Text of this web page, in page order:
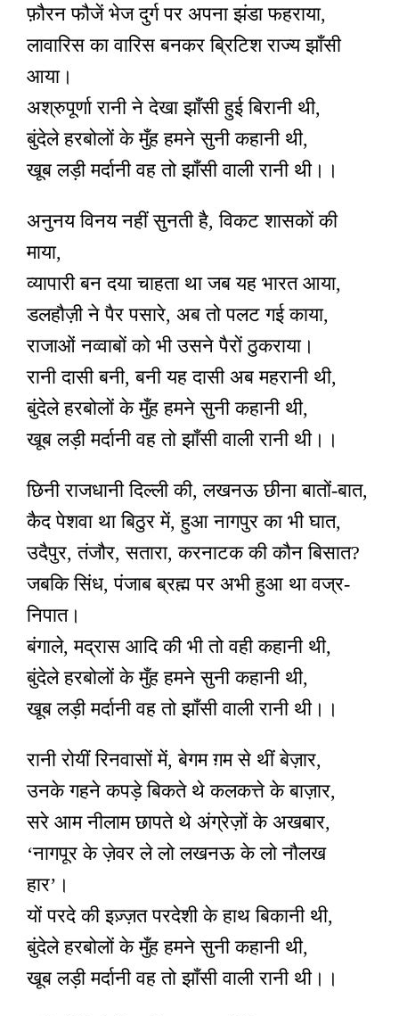
फ़ौरन फौजें भेज दुर्ग पर अपना झंडा फहराया,
लावारिस का वारिस बनकर ब्रिटिश राज्य झाँसी
आया।
अश्रुपूर्णा रानी ने देखा झाँसी हुई बिरानी थी,
बुंदेले हरबोलों के मुँह हमने सुनी कहानी थी,
खूब लड़ी मर्दानी वह तो झाँसी वाली रानी थी।।
अनुनय विनय नहीं सुनती है, विकट शासकों की
माया,
व्यापारी बन दया चाहता था जब यह भारत आया,
डलहौज़ी ने पैर पसारे, अब तो पलट गई काया,
राजाओं नव्वाबों को भी उसने पैरों ठुकराया।
रानी दासी बनी, बनी यह दासी अब महरानी थी,
बुंदेले हरबोलों के मुँह हमने सुनी कहानी थी,
खूब लड़ी मर्दानी वह तो झाँसी वाली रानी थी।।
छिनी राजधानी दिल्ली की, लखनऊ छीना बातों-बात,
कैद पेशवा था बिठुर में, हुआ नागपुर का भी घात,
उदैपुर, तंजौर, सतारा, करनाटक की कौन बिसात?
जबकि सिंध, पंजाब ब्रह्म पर अभी हुआ था वज्र-
निपात।
बंगाले, मद्रास आदि की भी तो वही कहानी थी,
बुंदेले हरबोलों के मुँह हमने सुनी कहानी थी,
खूब लड़ी मर्दानी वह तो झाँसी वाली रानी थी।।
रानी रोयीं रिनवासों में, बेगम ग़म से थीं बेज़ार,
उनके गहने कपड़े बिकते थे कलकत्ते के बाज़ार,
सरे आम नीलाम छापते थे अंग्रेज़ों के अखबार,
‘नागपूर के ज़ेवर ले लो लखनऊ के लो नौलख
हार’।
यों परदे की इज़्ज़त परदेशी के हाथ बिकानी थी,
बुंदेले हरबोलों के मुँह हमने सुनी कहानी थी,
खूब लड़ी मर्दानी वह तो झाँसी वाली रानी थी।।